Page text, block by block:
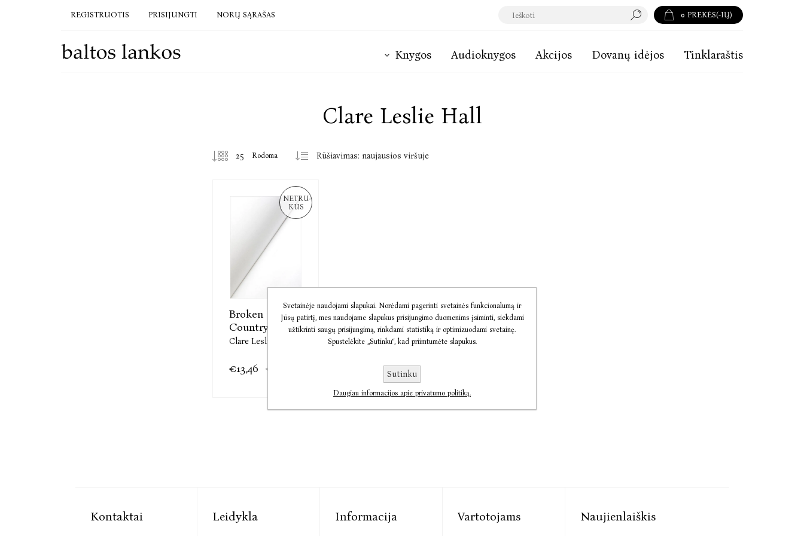
REGISTRUOTIS PRISIJUNGTI NORŲ SĄRAŠAS 0 PREKĖS(-IŲ)
Knygos Audioknygos Akcijos Dovanų idėjos Tinklaraštis
Clare Leslie Hall
Rodoma
NETRU-
KUS
Broken
Country
Clare Leslie Hall
€13,46 €16,42
Kontaktai Leidykla Informacija Vartotojams Naujienlaiškis
Svetainėje naudojami slapukai. Norėdami pagerinti svetainės funkcionalumą ir
Jūsų patirtį, mes naudojame slapukus prisijungimo duomenims įsiminti, siekdami
užtikrinti saugų prisijungimą, rinkdami statistiką ir optimizuodami svetainę.
Spustelėkite „Sutinku“, kad priimtumėte slapukus.
Sutinku
Daugiau informacijos apie privatumo politiką.